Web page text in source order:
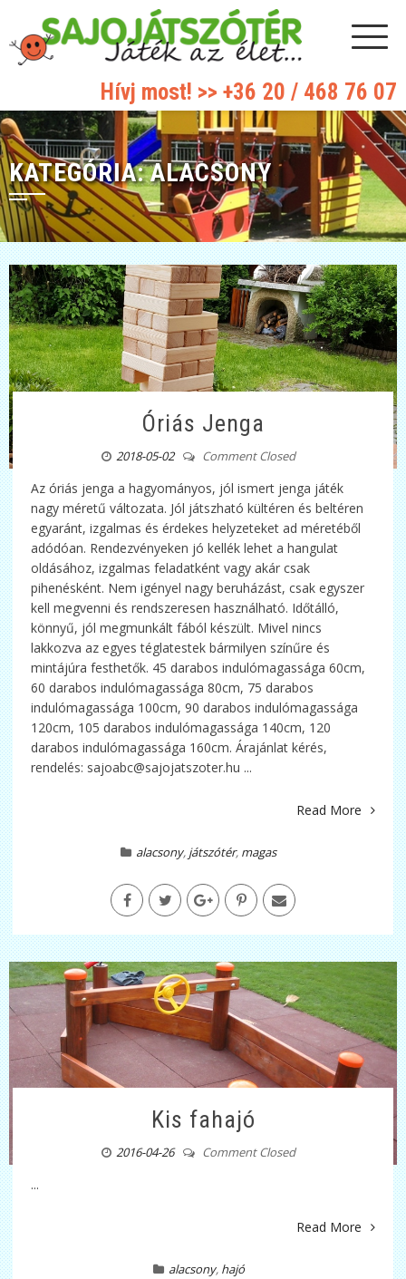
Hívj most! >> +36 20 / 468 76 07
KATEGÓRIA:ALACSONY
Óriás Jenga
2018-05-02 Comment Closed
Az óriás jenga a hagyományos, jól ismert jenga játék
nagy méretű változata. Jól játszható kültéren és beltéren
egyaránt, izgalmas és érdekes helyzeteket ad méretéből
adódóan. Rendezvényeken jó kellék lehet a hangulat
oldásához, izgalmas feladatként vagy akár csak
pihenésként. Nem igényel nagy beruházást, csak egyszer
kell megvenni és rendszeresen használható. Időtálló,
könnyű, jól megmunkált fából készült. Mivel nincs
lakkozva az egyes téglatestek bármilyen színűre és
mintájúra festhetők. 45 darabos indulómagassága 60cm,
60 darabos indulómagassága 80cm, 75 darabos
indulómagassága 100cm, 90 darabos indulómagassága
120cm, 105 darabos indulómagassága 140cm, 120
darabos indulómagassága 160cm. Árajánlat kérés,
rendelés: sajoabc@sajojatszoter.hu ...
Read More
alacsony, játszótér, magas
Kis fahajó
2016-04-26 Comment Closed
...
Read More
alacsony, hajó